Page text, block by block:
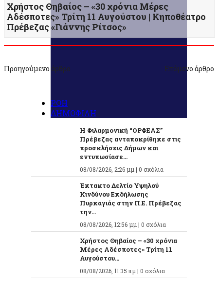
Χρήστος Θηβαίος – «30 χρόνια Μέρες
Αδέσποτες» Τρίτη 11 Αυγούστου | Κηποθέατρο
Πρέβεζας «Γιάννης Ρίτσος»
Προηγούμενο άρθρο Επόμενο άρθρο
ΡΟΗ
ΔΗΜΟΦΙΛΗ
Η Φιλαρμονική “ΟΡΦΕΑΣ”
Πρέβεζας ανταποκρίθηκε στις
προσκλήσεις Δήμων και
εντυπωσίασε...
08/08/2026, 2:26 μμ | 0 σχόλια
Έκτακτο Δελτίο Υψηλού
Κινδύνου Εκδήλωσης
Πυρκαγιάς στην Π.Ε. Πρέβεζας
την...
08/08/2026, 12:56 μμ | 0 σχόλια
Χρήστος Θηβαίος – «30 χρόνια
Μέρες Αδέσποτες» Τρίτη 11
Αυγούστου...
08/08/2026, 11:35 πμ | 0 σχόλια